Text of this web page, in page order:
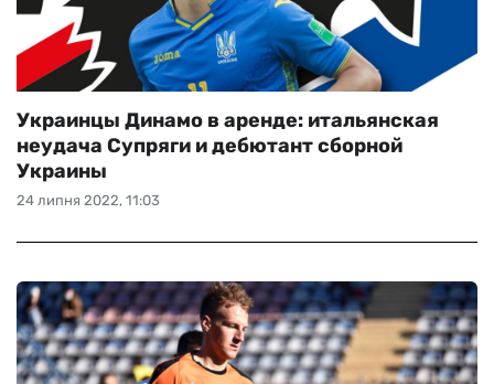
24 липня 2022, 11:03
Украинцы Динамо в аренде: итальянская
неудача Супряги и дебютант сборной
Украины